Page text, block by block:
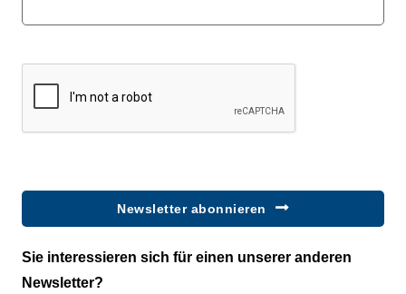
Newsletter abonnieren
Sie interessieren sich für einen unserer anderen
Newsletter?